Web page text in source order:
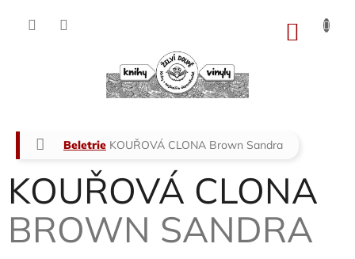
Domů
Beletrie KOUŘOVÁ CLONA Brown Sandra
KOUŘOVÁ CLONA
BROWN SANDRA